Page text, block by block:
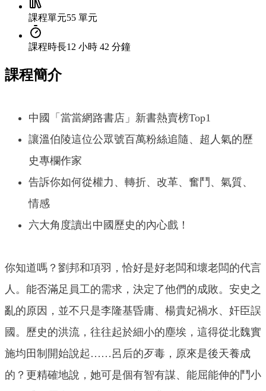
課程單元55 單元
課程時長12 小時 42 分鐘
課程簡介
中國「當當網路書店」新書熱賣榜Top1
讓溫伯陵這位公眾號百萬粉絲追隨、超人氣的歷
史專欄作家
告訴你如何從權力、轉折、改革、奮鬥、氣質、
情感
六大角度讀出中國歷史的內心戲！
你知道嗎？劉邦和項羽，恰好是好老闆和壞老闆的代言
人。能否滿足員工的需求，決定了他們的成敗。安史之
亂的原因，並不只是李隆基昏庸、楊貴妃禍水、奸臣誤
國。歷史的洪流，往往起於細小的塵埃，這得從北魏實
施均田制開始說起……呂后的歹毒，原來是後天養成
的？更精確地說，她可是個有智有謀、能屈能伸的鬥小